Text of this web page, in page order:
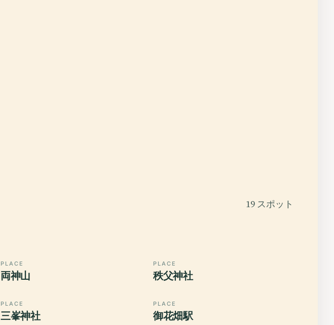
19 スポット
PLACE
両神山
PLACE
秩父神社
PLACE
三峯神社
PLACE
御花畑駅